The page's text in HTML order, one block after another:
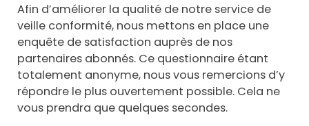
Afin d’améliorer la qualité de notre service de
veille conformité, nous mettons en place une
enquête de satisfaction auprès de nos
partenaires abonnés. Ce questionnaire étant
totalement anonyme, nous vous remercions d’y
répondre le plus ouvertement possible. Cela ne
vous prendra que quelques secondes.